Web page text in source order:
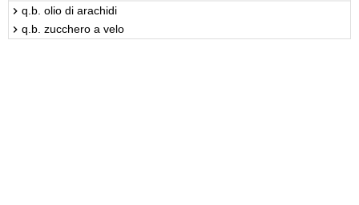
q.b. olio di arachidi
q.b. zucchero a velo